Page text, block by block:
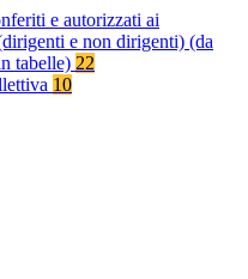
e autorizzati ai
e non dirigenti) (da
tabelle) 22
10